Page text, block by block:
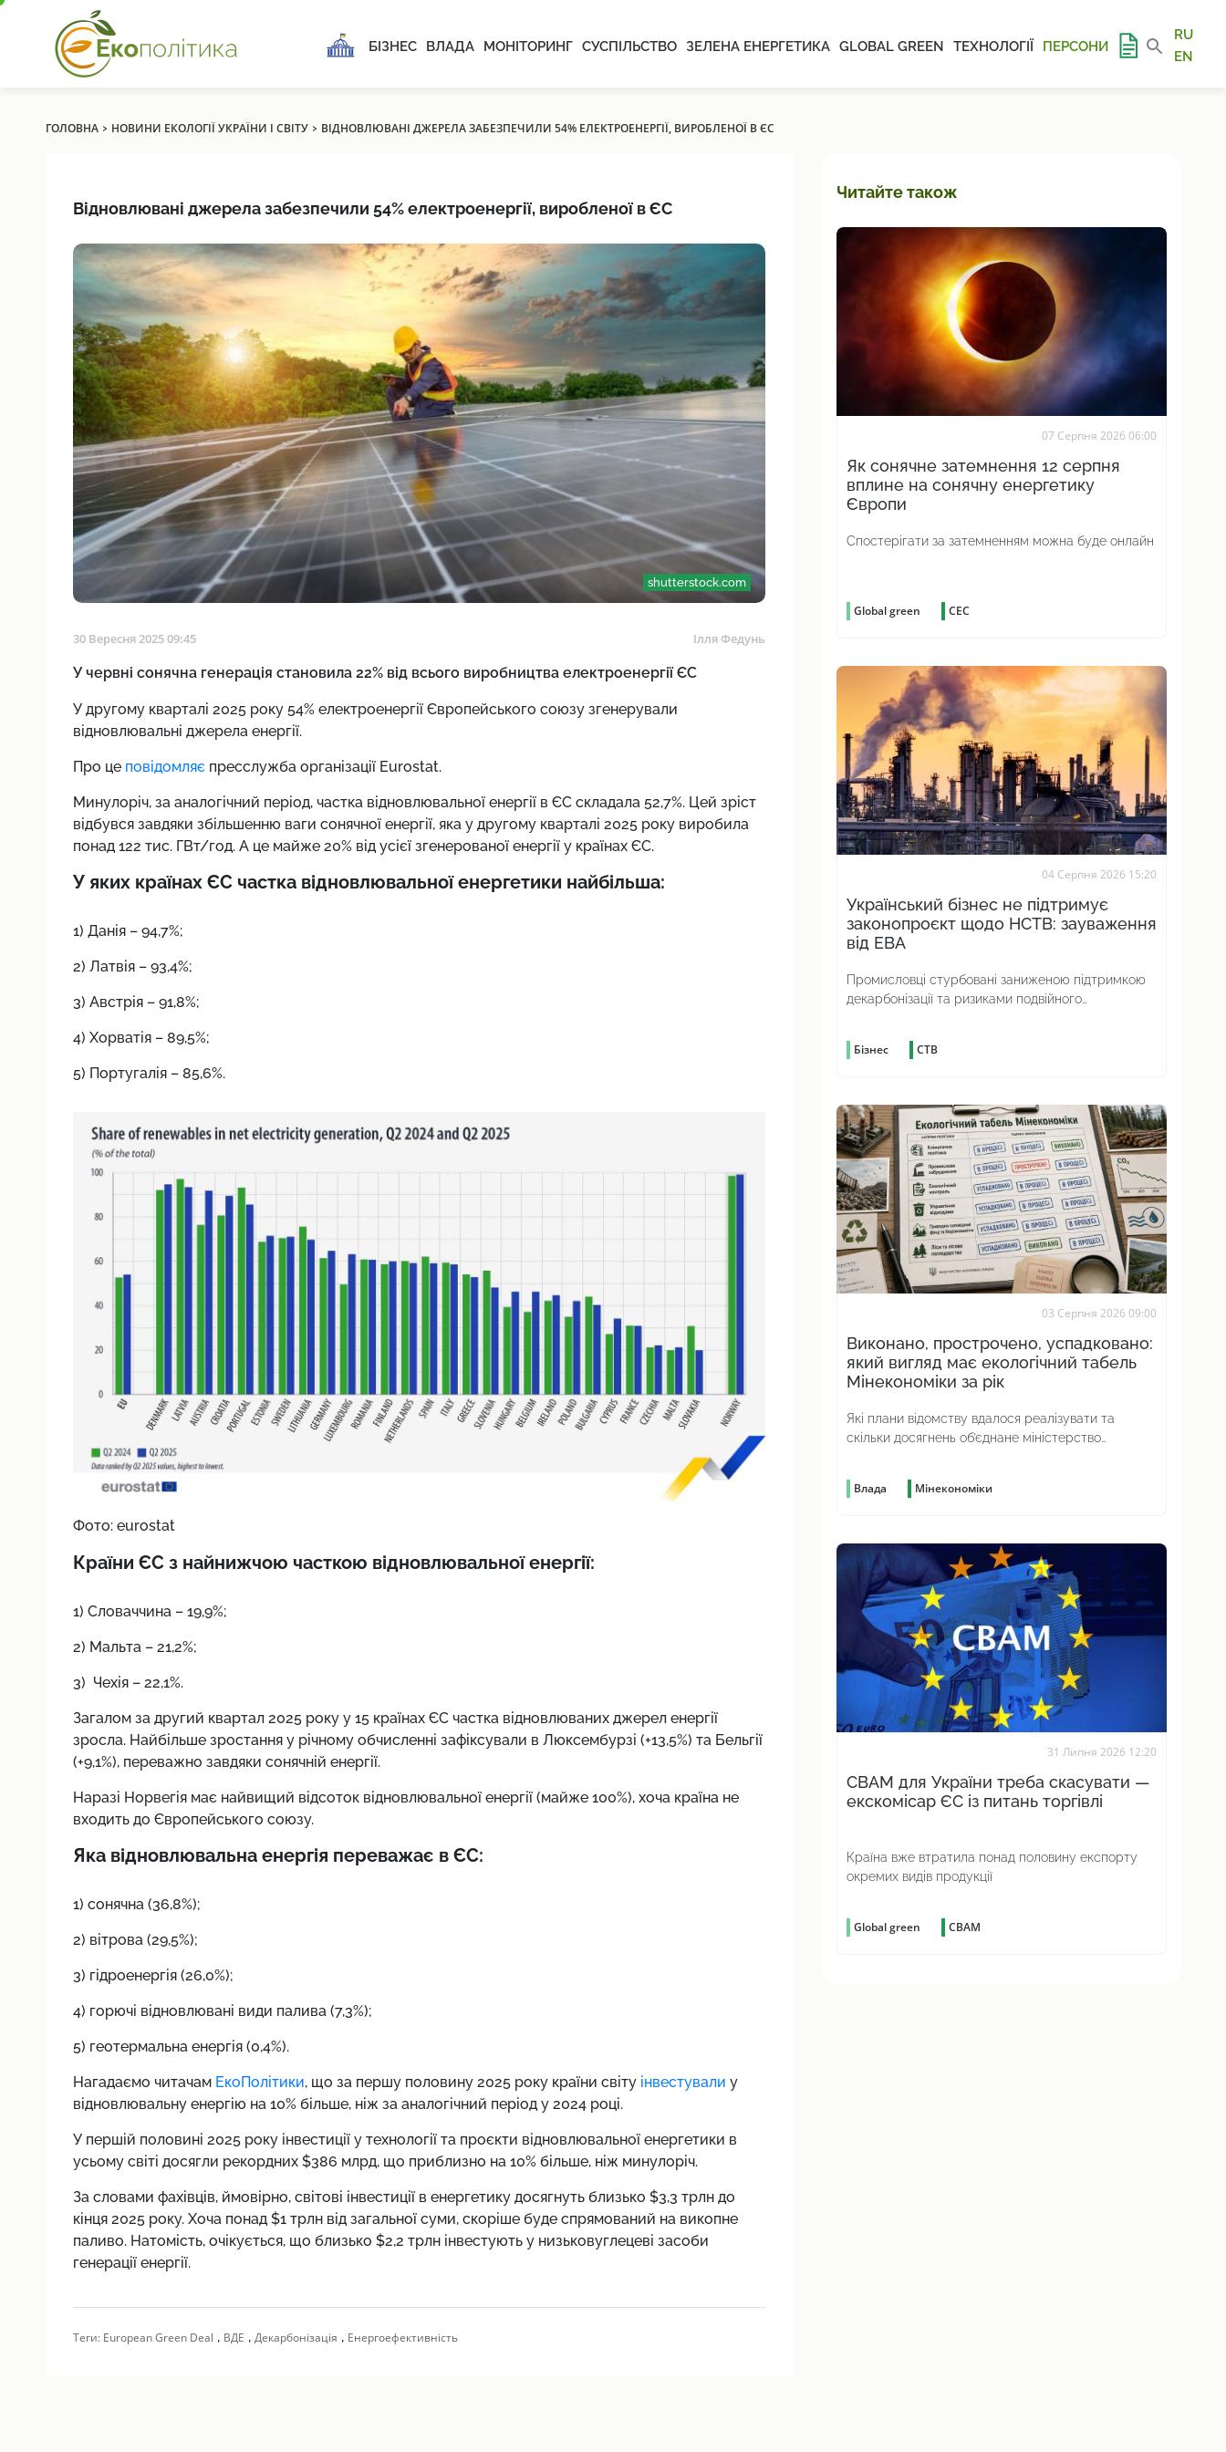
БІЗНЕС ВЛАДА МОНІТОРИНГ СУСПІЛЬСТВО ЗЕЛЕНА ЕНЕРГЕТИКА GLOBAL GREEN ТЕХНОЛОГІЇ ПЕРСОНИ
RU
EN
ГОЛОВНА› НОВИНИ ЕКОЛОГІЇ УКРАЇНИ І СВІТУ› ВІДНОВЛЮВАНІ ДЖЕРЕЛА ЗАБЕЗПЕЧИЛИ 54% ЕЛЕКТРОЕНЕРГІЇ, ВИРОБЛЕНОЇ В ЄС
Відновлювані джерела забезпечили 54% електроенергії, виробленої в ЄС
shutterstock.com
30 Вересня 2025 09:45 Ілля Федунь
У червні сонячна генерація становила 22% від всього виробництва електроенергії ЄС
У другому кварталі 2025 року 54% електроенергії Європейського союзу згенерували
відновлювальні джерела енергії.
Про це повідомляєпресслужба організації Eurostat.
Минулоріч, за аналогічний період, частка відновлювальної енергії в ЄС складала 52,7%. Цей зріст
відбувся завдяки збільшенню ваги сонячної енергії, яка у другому кварталі 2025 року виробила
понад 122 тис. ГВт/год. А це майже 20% від усієї згенерованої енергії у країнах ЄС.
У яких країнах ЄС частка відновлювальної енергетики найбільша:
1) Данія – 94,7%;
2) Латвія – 93,4%;
3) Австрія – 91,8%;
4) Хорватія – 89,5%;
5) Португалія – 85,6%.
Фото: eurostat
Країни ЄС з найнижчою часткою відновлювальної енергії:
1) Словаччина – 19,9%;
2) Мальта – 21,2%;
3) Чехія – 22,1%.
Загалом за другий квартал 2025 року у 15 країнах ЄС частка відновлюваних джерел енергії
зросла. Найбільше зростання у річному обчисленні зафіксували в Люксембурзі (+13,5%) та Бельгії
(+9,1%), переважно завдяки сонячній енергії.
Наразі Норвегія має найвищий відсоток відновлювальної енергії (майже 100%), хоча країна не
входить до Європейського союзу.
Яка відновлювальна енергія переважає в ЄС:
1) сонячна (36,8%);
2) вітрова (29,5%);
3) гідроенергія (26,0%);
4) горючі відновлювані види палива (7,3%);
5) геотермальна енергія (0,4%).
Нагадаємо читачам ЕкоПолітики, що за першу половину 2025 року країни світу інвестували у
відновлювальну енергію на 10% більше, ніж за аналогічний період у 2024 році.
У першій половині 2025 року інвестиції у технології та проєкти відновлювальної енергетики в
усьому світі досягли рекордних $386 млрд, що приблизно на 10% більше, ніж минулоріч.
За словами фахівців, ймовірно, світові інвестиції в енергетику досягнуть близько $3,3 трлн до
кінця 2025 року. Хоча понад $1 трлн від загальної суми, скоріше буде спрямований на викопне
паливо. Натомість, очікується, що близько $2,2 трлн інвестують у низьковуглецеві засоби
генерації енергії.
Теги: European Green Deal , ВДЕ , Декарбонізація , Енергоефективність
Читайте також
07 Серпня 2026 06:00
Як сонячне затемнення 12 серпня
вплине на сонячну енергетику
Європи
Спостерігати за затемненням можна буде онлайн
Global green СЕС
04 Серпня 2026 15:20
Український бізнес не підтримує
законопроєкт щодо НСТВ: зауваження
від ЕВА
Промисловці стурбовані заниженою підтримкою
декарбонізації та ризиками подвійного
Бізнес СТВ
03 Серпня 2026 09:00
Виконано, прострочено, успадковано:
який вигляд має екологічний табель
Мінекономіки за рік
Які плани відомству вдалося реалізувати та
скільки досягнень об’єднане міністерство
Влада Мінекономіки
31 Липня 2026 12:20
CBAM для України треба скасувати —
екскомісар ЄС із питань торгівлі
Країна вже втратила понад половину експорту
окремих видів продукції
Global green CBAM